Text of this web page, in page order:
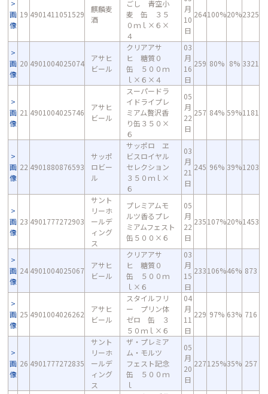
画
像
19 4901411051529
麒麟麦
酒
ごし 青空小
麦 缶 ３５
０ｍｌ×６×
４
月
10
日
264100%20%2325
画
像
20 4901004025074
アサヒ
ビール
クリアアサ
ヒ 糖質０
缶 ５００ｍ
ｌ×６×４
03
月
16
日
259 80% 8% 3321
画
像
21 4901004025746
アサヒ
ビール
スーパードラ
イドライプレ
ミアム贅沢香
り缶３５０×
６
05
月
22
日
257 84% 59%1181
画
像
22 4901880876593
サッポ
ロビー
ル
サッポロ ヱ
ビスロイヤル
セレクション
３５０ｍｌ×
６
03
月
21
日
245 96% 39%1203
画
像
23 4901777272903
サント
リーホ
ールデ
ィング
ス
プレミアムモ
ルツ香るプレ
ミアムフェスト
缶５００×６
05
月
22
日
235107%20%1453
画
像
24 4901004025067
アサヒ
ビール
クリアアサ
ヒ 糖質０
缶 ５００ｍ
ｌ×６
03
月
15
日
233106%46% 873
画
像
25 4901004026262
アサヒ
ビール
スタイルフリ
ー プリン体
ゼロ 缶 ３
５０ｍｌ×６
04
月
11
日
229 97% 63% 716
画
像
26 4901777272835
サント
リーホ
ールデ
ィング
ス
ザ・プレミア
ム・モルツ
フェスト記念
缶 ５００ｍ
ｌ
05
月
20
日
227125%35% 257